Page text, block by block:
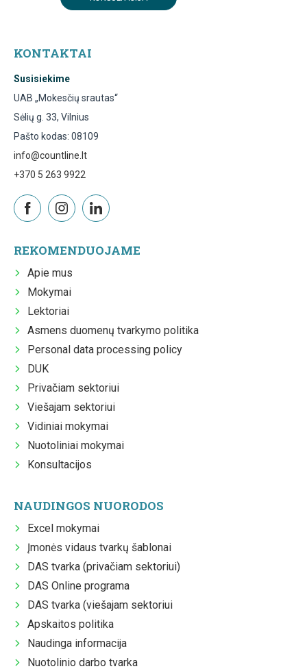
KONTAKTAI
Susisiekime
UAB „Mokesčių srautas“
Sėlių g. 33, Vilnius
Pašto kodas: 08109
info@countline.lt
+370 5 263 9922
REKOMENDUOJAME
Apie mus
Mokymai
Lektoriai
Asmens duomenų tvarkymo politika
Personal data processing policy
DUK
Privačiam sektoriui
Viešajam sektoriui
Vidiniai mokymai
Nuotoliniai mokymai
Konsultacijos
NAUDINGOS NUORODOS
Excel mokymai
Įmonės vidaus tvarkų šablonai
DAS tvarka (privačiam sektoriui)
DAS Online programa
DAS tvarka (viešajam sektoriui
Apskaitos politika
Naudinga informacija
Nuotolinio darbo tvarka